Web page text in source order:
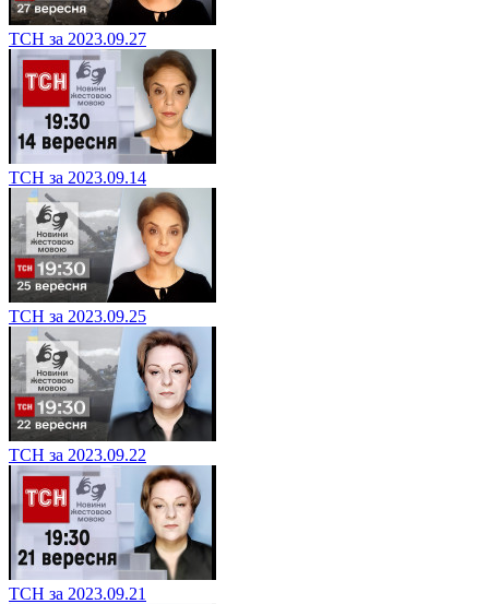
ТСН за 2023.09.27
ТСН за 2023.09.14
ТСН за 2023.09.25
ТСН за 2023.09.22
ТСН за 2023.09.21